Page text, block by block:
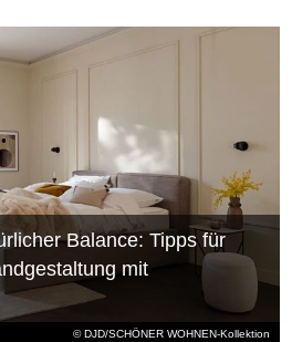
© DJD/SCHÖNER WOHNEN-Kollektion
Balance: Tipps für
mit